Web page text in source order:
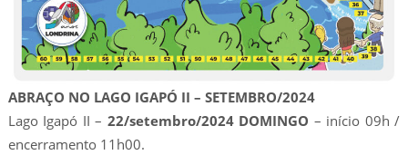
ABRAÇO NO LAGO IGAPÓ II – SETEMBRO/2024
Lago Igapó II – 22/setembro/2024 DOMINGO – início 09h /
encerramento 11h00.